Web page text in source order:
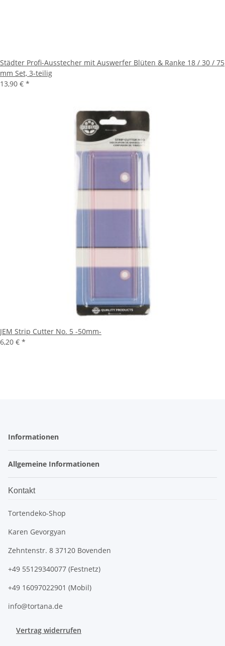
Städter Profi-Ausstecher mit Auswerfer Blüten & Ranke 18 / 30 / 75
mm Set, 3-teilig
13,90 € *
JEM Strip Cutter No. 5 -50mm-
6,20 € *
Informationen
Allgemeine Informationen
Kontakt
Tortendeko-Shop
Karen Gevorgyan
Zehntenstr. 8 37120 Bovenden
+49 55129340077 (Festnetz)
+49 16097022901 (Mobil)
info@tortana.de
Vertrag widerrufen